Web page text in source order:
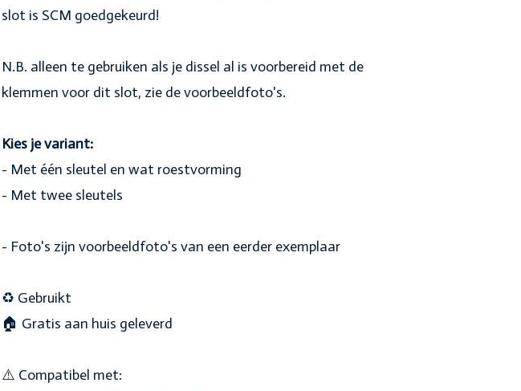
slot is SCM goedgekeurd!
N.B. alleen te gebruiken als je dissel al is voorbereid met de
klemmen voor dit slot, zie de voorbeeldfoto's.
Kies je variant:
- Met één sleutel en wat roestvorming
- Met twee sleutels
- Foto's zijn voorbeeldfoto's van een eerder exemplaar
♻️ Gebruikt
🏠 Gratis aan huis geleverd
⚠️ Compatibel met: